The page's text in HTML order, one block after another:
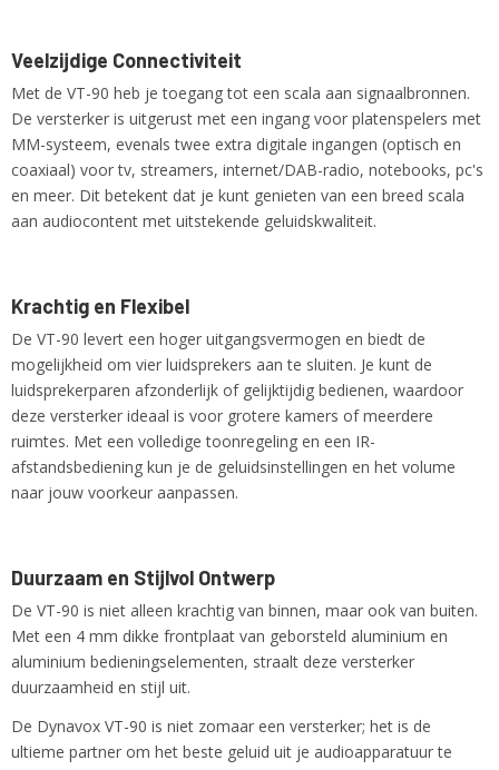
Veelzijdige Connectiviteit
Met de VT-90 heb je toegang tot een scala aan signaalbronnen.
De versterker is uitgerust met een ingang voor platenspelers met
MM-systeem, evenals twee extra digitale ingangen (optisch en
coaxiaal) voor tv, streamers, internet/DAB-radio, notebooks, pc's
en meer. Dit betekent dat je kunt genieten van een breed scala
aan audiocontent met uitstekende geluidskwaliteit.
Krachtig en Flexibel
De VT-90 levert een hoger uitgangsvermogen en biedt de
mogelijkheid om vier luidsprekers aan te sluiten. Je kunt de
luidsprekerparen afzonderlijk of gelijktijdig bedienen, waardoor
deze versterker ideaal is voor grotere kamers of meerdere
ruimtes. Met een volledige toonregeling en een IR-
afstandsbediening kun je de geluidsinstellingen en het volume
naar jouw voorkeur aanpassen.
Duurzaam en Stijlvol Ontwerp
De VT-90 is niet alleen krachtig van binnen, maar ook van buiten.
Met een 4 mm dikke frontplaat van geborsteld aluminium en
aluminium bedieningselementen, straalt deze versterker
duurzaamheid en stijl uit.
De Dynavox VT-90 is niet zomaar een versterker; het is de
ultieme partner om het beste geluid uit je audioapparatuur te